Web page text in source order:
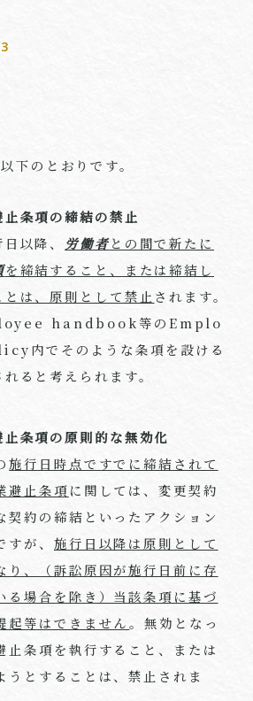
下のとおりです。
条項の締結の禁止
以降、 労働者との間で新たに
を締結すること、または締結し
とは、原則として禁止 されます。
handbook等のEmplo
内でそのような条項を設ける
ると考えられます。
条項の原則的な無効化
施行日時点ですでに締結されて
避止条項に関しては、変更契約
契約の締結といったアクション
すが、 施行日以降は原則として
り、（訴訟原因が施行日前に存
る場合を除き）当該条項に基づ
起等はできません。無効となっ
止条項を執行すること、または
うとすることは、禁止されま